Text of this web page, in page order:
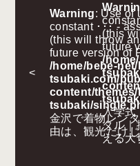
<
Warning: Use of
constant ･･･ -
(this will throw
future version of
/home/bebe-
tsubaki.com/
content/
tsubaki/
金沢で着物レン
由は、観光だけ
(this
future
/
入学式
タル｜
える大